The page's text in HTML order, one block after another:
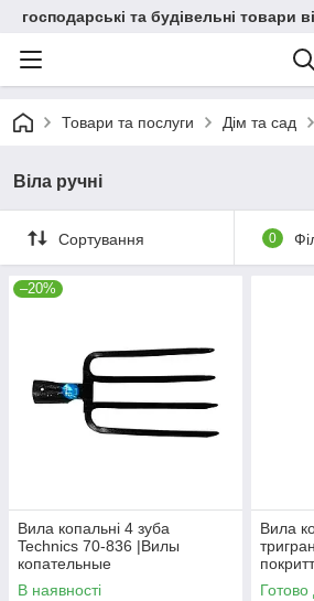
господарські та будівельні товари
Товари та послуги Дім та сад
Віла ручні
Сортування 0
–20%
Вила копальні 4 зуба
Technics 70-836 |Вилы
копательные
В наявності
Вила
Готово